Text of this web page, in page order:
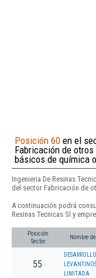
Posición 60 en el
Fabricación de
básicos de química
Ingenieria De Resinas
del sector Fabricación de
A continuación podrá
Resinas Tecnicas Sl y
Posición
Sector
Nombre
55
LIMITADA